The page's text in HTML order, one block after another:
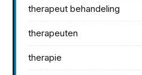
therapeut behandeling
therapeuten
therapie